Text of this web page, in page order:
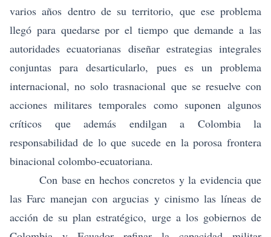
varios años dentro de su territorio, que ese problema
llegó para quedarse por el tiempo que demande a las
autoridades ecuatorianas diseñar estrategias integrales
conjuntas para desarticularlo, pues es un problema
internacional, no solo trasnacional que se resuelve con
acciones militares temporales como suponen algunos
críticos que además endilgan a Colombia la
responsabilidad de lo que sucede en la porosa frontera
binacional colombo-ecuatoriana.
Con base en hechos concretos y la evidencia que
las Farc manejan con argucias y cinismo las líneas de
acción de su plan estratégico, urge a los gobiernos de